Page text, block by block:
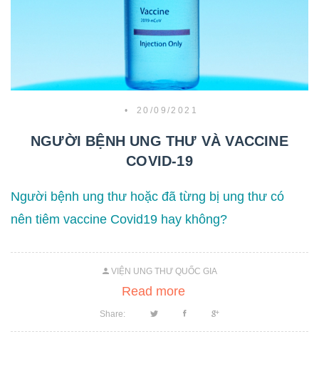
• 20/09/2021
NGƯỜI BỆNH UNG THƯ VÀ VACCINE
COVID-19
Người bệnh ung thư hoặc đã từng bị ung thư có
nên tiêm vaccine Covid19 hay không?
VIỆN UNG THƯ QUỐC GIA
Read more
Share: